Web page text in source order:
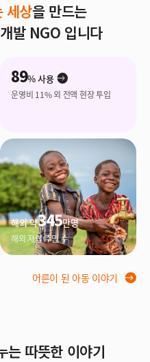
세상을 만드는
발 NGO 입니다
어른이 된 아동 이야기
해외 약345만명
해외 자립 주민 수
89% 사용
운영비 11% 외 전액 현장 투입
는 따뜻한 이야기